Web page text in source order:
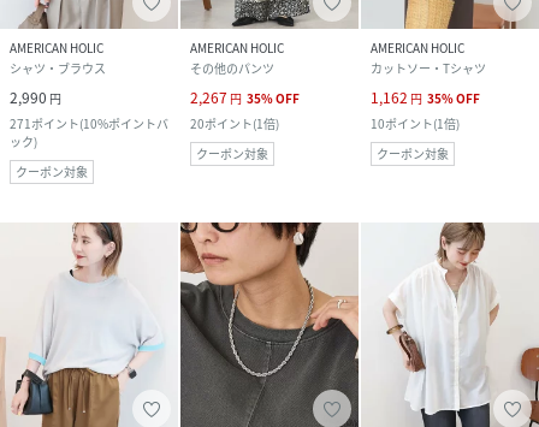
AMERICAN HOLIC
シャツ・ブラウス
2,990 円
271 ポイント(10%ポイントバ
ック)
クーポン対象
AMERICAN HOLIC
その他のパンツ
2,267 円 35%OFF
20ポイント(1倍)
クーポン対象
AMERICAN HOLIC
カットソー・Tシャツ
1,162 円 35%OFF
10ポイント(1倍)
クーポン対象